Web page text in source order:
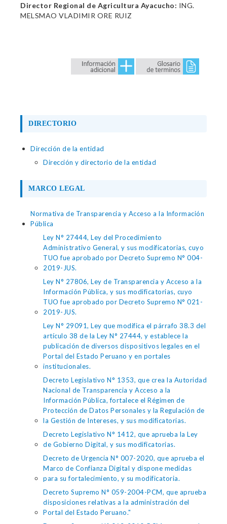
Director Regional de Agricultura Ayacucho: ING.
MELSMAO VLADIMIR ORE RUIZ
DIRECTORIO
Dirección de la entidad
Dirección y directorio de la entidad
MARCO LEGAL
Normativa de Transparencia y Acceso a la Información
Pública
Ley N° 27444, Ley del Procedimiento
Administrativo General, y sus modificatorias, cuyo
TUO fue aprobado por Decreto Supremo N° 004-
2019-JUS.
Ley N° 27806, Ley de Transparencia y Acceso a la
Información Pública, y sus modificatorias, cuyo
TUO fue aprobado por Decreto Supremo N° 021-
2019-JUS.
Ley N° 29091, Ley que modifica el párrafo 38.3 del
artículo 38 de la Ley N° 27444, y establece la
publicación de diversos dispositivos legales en el
Portal del Estado Peruano y en portales
institucionales.
Decreto Legislativo N° 1353, que crea la Autoridad
Nacional de Transparencia y Acceso a la
Información Pública, fortalece el Régimen de
Protección de Datos Personales y la Regulación de
la Gestión de Intereses, y sus modificatorias.
Decreto Legislativo N° 1412, que aprueba la Ley
de Gobierno Digital, y sus modificatorias.
Decreto de Urgencia N° 007-2020, que aprueba el
Marco de Confianza Digital y dispone medidas
para su fortalecimiento, y su modificatoria.
Decreto Supremo N° 059-2004-PCM, que aprueba
disposiciones relativas a la administración del
Portal del Estado Peruano."